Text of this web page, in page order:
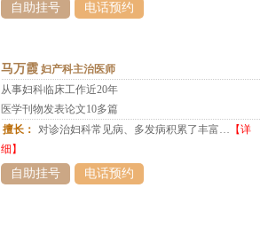
自助挂号 电话预约
马万霞妇产科主治医师
从事妇科临床工作近20年
医学刊物发表论文10多篇
擅长： 对诊治妇科常见病、多发病积累了丰富… 【详
细】
自助挂号 电话预约